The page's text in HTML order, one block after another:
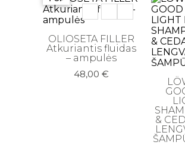
OLIOSETA FILLER
Atkuriantis fluidas
– ampulės
48,00 €
&